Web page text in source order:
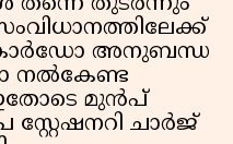
കാർഡോ അനുബന്ധ
നൽകേണ്ട
ഇതോടെ മുൻപ്
ചാർജ്